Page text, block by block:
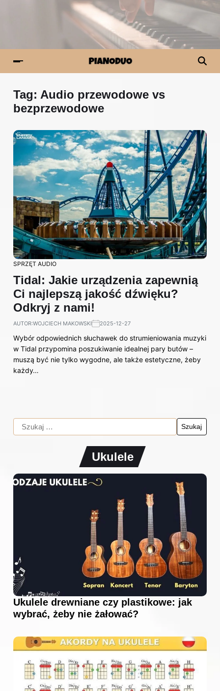
Tag: Audio przewodowe vs
bezprzewodowe
SPRZĘT AUDIO
Tidal: Jakie urządzenia zapewnią
Ci najlepszą jakość dźwięku?
Odkryj z nami!
AUTOR:WOJCIECH MAKOWSKI 2025-12-27
Wybór odpowiednich słuchawek do strumieniowania muzyki
w Tidal przypomina poszukiwanie idealnej pary butów –
muszą być nie tylko wygodne, ale także estetyczne, żeby
każdy…
Ukulele
Ukulele drewniane czy plastikowe: jak
wybrać, żeby nie żałować?